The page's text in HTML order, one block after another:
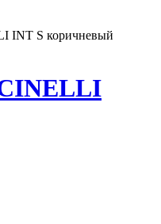
INT S коричневый